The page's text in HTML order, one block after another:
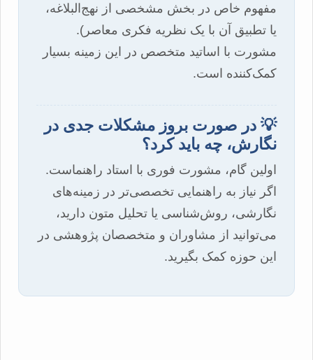
مفهوم خاص در بخش مشخصی از نهج‌البلاغه،
یا تطبیق آن با یک نظریه فکری معاصر).
مشورت با اساتید متخصص در این زمینه بسیار
کمک‌کننده است.
💡 در صورت بروز مشکلات جدی در
نگارش، چه باید کرد؟
اولین گام، مشورت فوری با استاد راهنماست.
اگر نیاز به راهنمایی تخصصی‌تر در زمینه‌های
نگارشی، روش‌شناسی یا تحلیل متون دارید،
می‌توانید از مشاوران و متخصصان پژوهشی در
این حوزه کمک بگیرید.